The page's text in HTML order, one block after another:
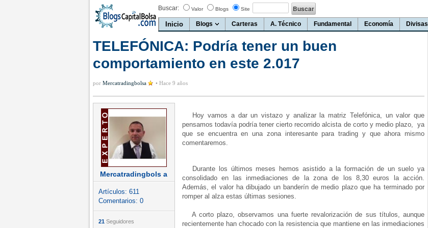
Buscar: Valor Blogs Site
Inicio Blogs Carteras A. Técnico Fundamental Economía Divisas
TELEFÓNICA: Podría tener un buen
comportamiento en este 2.017
por Mercatradingbolsa • Hace 9 años
Mercatradingbols a
Artículos: 611
Comentarios: 0
21 Seguidores
Hoy vamos a dar un vistazo y analizar la matriz Telefónica, un valor que
pensamos todavía podría tener cierto recorrido alcista de corto y medio plazo, ya
que se encuentra en una zona interesante para trading y que ahora mismo
comentaremos.
Durante los últimos meses hemos asistido a la formación de un suelo ya
consolidado en las inmediaciones de la zona de los 8,30 euros la acción.
Además, el valor ha dibujado un banderín de medio plazo que ha terminado por
romper al alza estas últimas sesiones.
A corto plazo, observamos una fuerte revalorización de sus títulos, aunque
recientemente han chocado con la resistencia que mantiene en las inmediaciones